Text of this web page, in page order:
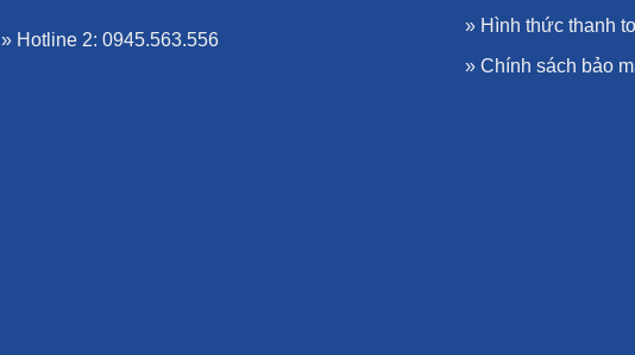
» Hotline 2: 0945.563.556
» Hình thức thanh
» Chính sách bảo